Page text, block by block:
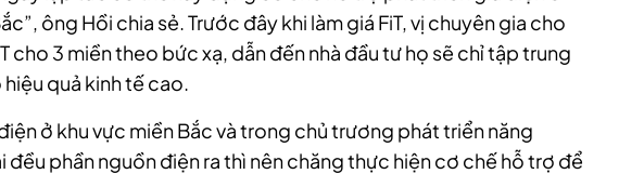
ông Hồi chia sẻ. Trước đây khi làm giá FiT, vị chuyên gia cho
cho 3 miền theo bức xạ, dẫn đến nhà đầu tư họ sẽ chỉ tập trung
quả kinh tế cao.
ở khu vực miền Bắc và trong chủ trương phát triển năng
đều phần nguồn điện ra thì nên chăng thực hiện cơ chế hỗ trợ để